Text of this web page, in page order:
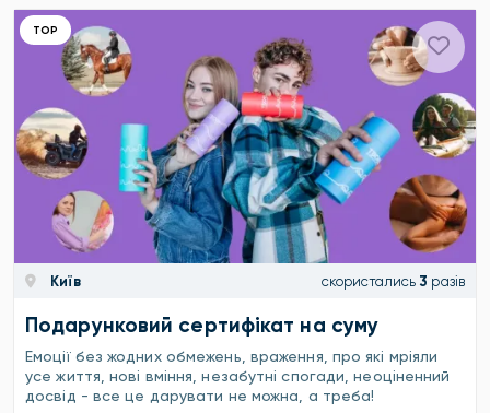
ТОР
Київ скористались 3 разів
Подарунковий сертифікат на суму
Емоції без жодних обмежень, враження, про які мріяли
усе життя, нові вміння, незабутні спогади, неоціненний
досвід - все це дарувати не можна, а треба!